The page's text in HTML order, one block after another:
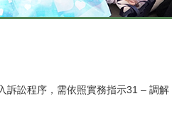
訟程序，需依照實務指示31 – 調解